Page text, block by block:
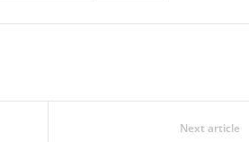
Next article